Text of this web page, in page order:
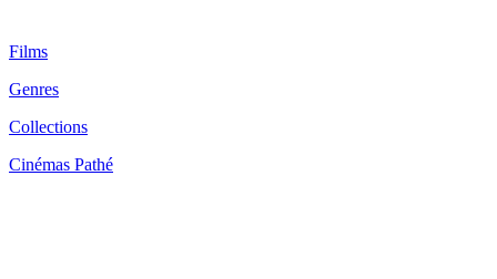
Films
Genres
Collections
Cinémas Pathé